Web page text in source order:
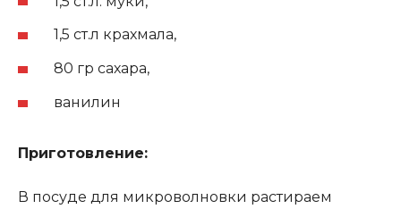
1,5 ст.л крахмала,
80 гр сахара,
ванилин
Приготовление:
В посуде для микроволновки растираем